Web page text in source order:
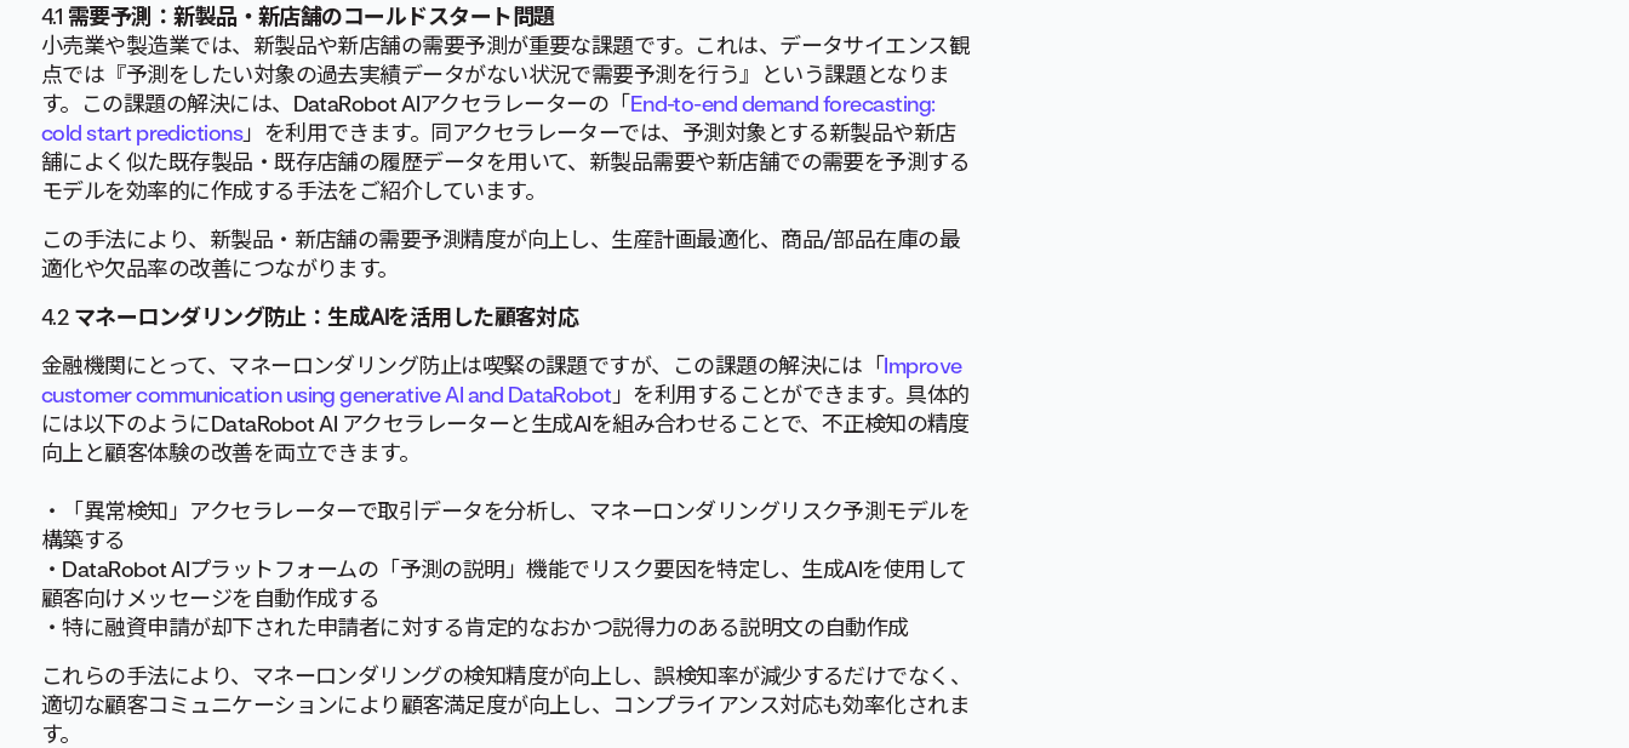
4.1 需要予測：新製品・新店舗のコールドスタート問題
小売業や製造業では、新製品や新店舗の需要予測が重要な課題です。これは、データサイエンス観
点では『予測をしたい対象の過去実績データがない状況で需要予測を行う』という課題となりま
す。この課題の解決には、DataRobot AIアクセラレーターの「End-to-end demand forecasting:
cold start predictions」を利用できます。同アクセラレーターでは、予測対象とする新製品や新店
舗によく似た既存製品・既存店舗の履歴データを用いて、新製品需要や新店舗での需要を予測する
モデルを効率的に作成する手法をご紹介しています。
この手法により、新製品・新店舗の需要予測精度が向上し、生産計画最適化、商品/部品在庫の最
適化や欠品率の改善につながります。
4.2 マネーロンダリング防止：生成AIを活用した顧客対応
金融機関にとって、マネーロンダリング防止は喫緊の課題ですが、この課題の解決には「Improve
customer communication using generative AI and DataRobot 」を利用することができます。具体的
には以下のようにDataRobot AI アクセラレーターと生成AIを組み合わせることで、不正検知の精度
向上と顧客体験の改善を両立できます。
・「異常検知」アクセラレーターで取引データを分析し、マネーロンダリングリスク予測モデルを
構築する
・DataRobot AIプラットフォームの「予測の説明」機能でリスク要因を特定し、生成AIを使用して
顧客向けメッセージを自動作成する
・特に融資申請が却下された申請者に対する肯定的なおかつ説得力のある説明文の自動作成
これらの手法により、マネーロンダリングの検知精度が向上し、誤検知率が減少するだけでなく、
適切な顧客コミュニケーションにより顧客満足度が向上し、コンプライアンス対応も効率化されま
す。